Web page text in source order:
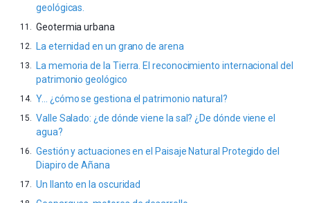
geológicas.
Geotermia urbana
La eternidad en un grano de arena
La memoria de la Tierra. El reconocimiento internacional del
patrimonio geológico
Y… ¿cómo se gestiona el patrimonio natural?
Valle Salado: ¿de dónde viene la sal? ¿De dónde viene el
agua?
Gestión y actuaciones en el Paisaje Natural Protegido del
Diapiro de Añana
Un llanto en la oscuridad